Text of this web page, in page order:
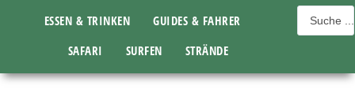
ESSEN & TRINKEN
GUIDES & FAHRER
SAFARI
SURFEN STRÄNDE